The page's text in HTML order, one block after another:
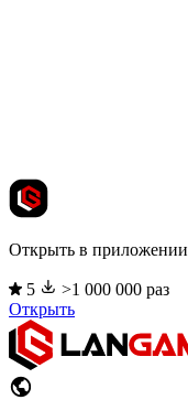
Открыть в приложении
5
>1 000 000 раз
Открыть